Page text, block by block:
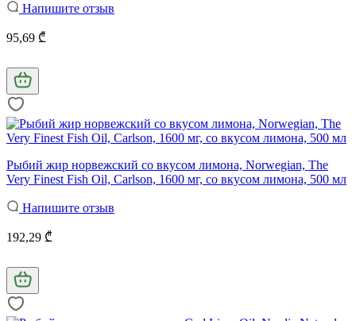
Напишите отзыв
95,69 ₾
Рыбий жир норвежский со вкусом лимона, Norwegian, The
Very Finest Fish Oil, Carlson, 1600 мг, со вкусом лимона, 500 мл
Напишите отзыв
192,29 ₾